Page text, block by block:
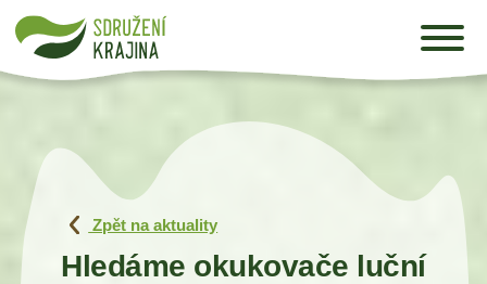
Zpět na aktuality
Hledáme okukovače luční